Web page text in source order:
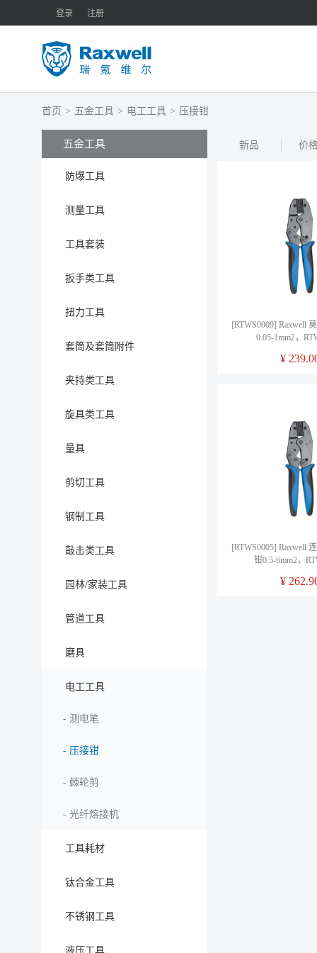
登录 注册
首页 > 五金工具 > 电工工具 > 压接钳
五金工具
防爆工具
测量工具
工具套装
扳手类工具
扭力工具
套筒及套筒附件
夹持类工具
旋具类工具
量具
剪切工具
钢制工具
敲击类工具
园林/家装工具
管道工具
磨具
电工工具
- 测电笔
- 压接钳
- 棘轮剪
- 光纤熔接机
工具耗材
钛合金工具
不锈钢工具
液压工具
新品 价
[RTWS0009] Raxwell
0.05-1mm2，
¥
[RTWS0005] Raxwell
钳0.5-6mm2，
¥